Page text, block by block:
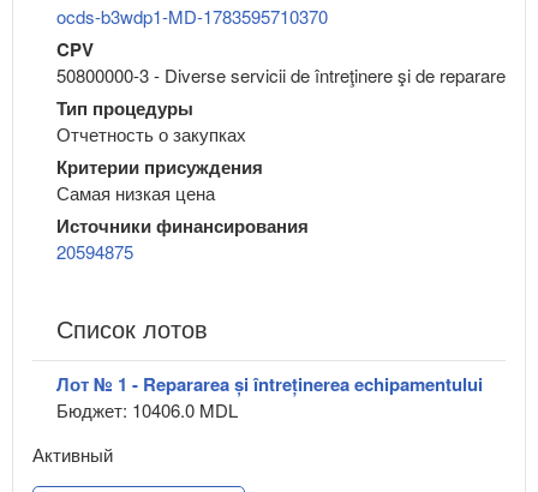
ocds-b3wdp1-MD-1783595710370
CPV
50800000-3 - Diverse servicii de întreţinere şi de reparare
Тип процедуры
Отчетность о закупках
Критерии присуждения
Самая низкая цена
Источники финансирования
20594875
Список лотов
Лот № 1 - Repararea și întreținerea echipamentului
Бюджет: 10406.0 MDL
Активный